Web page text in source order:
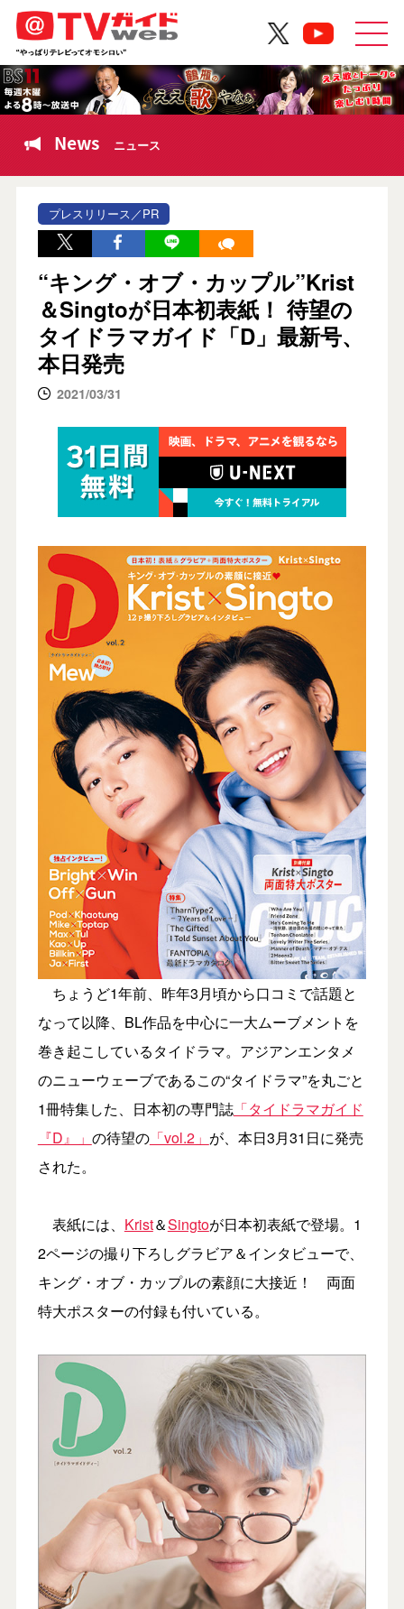
News ニュース
プレスリリース／PR
“キング・オブ・カップル”Krist
＆Singtoが日本初表紙！ 待望の
タイドラマガイド「D」最新号、
本日発売
2021/03/31
ちょうど1年前、昨年3月頃から口コミで話題と
なって以降、BL作品を中心に一大ムーブメントを
巻き起こしているタイドラマ。アジアンエンタメ
のニューウェーブであるこの“タイドラマ”を丸ごと
1冊特集した、日本初の専門誌「タイドラマガイド
『D』」 の待望の「vol.2」 が、本日3月31日に発売
された。
表紙には、 Krist＆Singtoが日本初表紙で登場。1
2ページの撮り下ろしグラビア＆インタビューで、
キング・オブ・カップルの素顔に大接近！ 両面
特大ポスターの付録も付いている。